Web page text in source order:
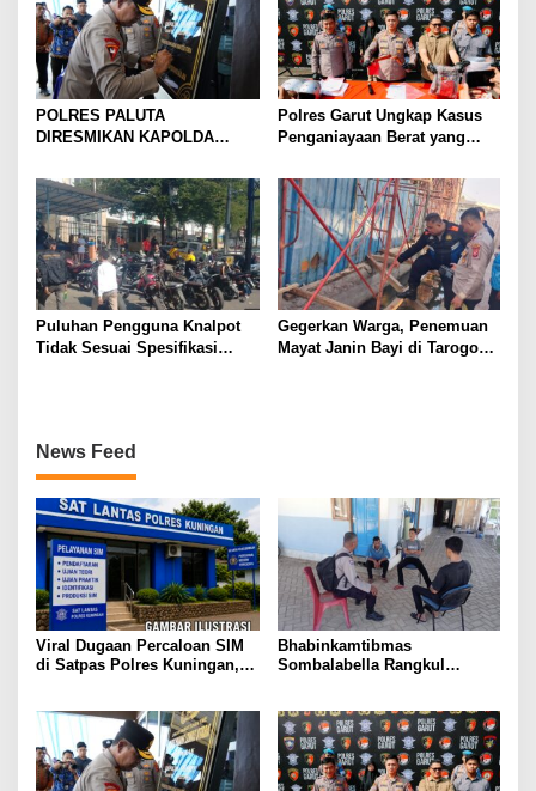
POLRES PALUTA
DIRESMIKAN KAPOLDA
GUNUNGTUA
Polres Garut Ungkap Kasus
Penganiayaan Berat yang
Meninggal Dunia
Puluhan Pengguna Knalpot
Tidak Sesuai Spesifikasi
Gegerkan Warga, Penemuan
Mayat Janin Bayi di Tarogong
News Feed
Viral Dugaan Percaloan SIM
di Satpas Polres Kuningan,
Bhabinkamtibmas
Sombalabella Rangkul
HUT Ke-81 RI